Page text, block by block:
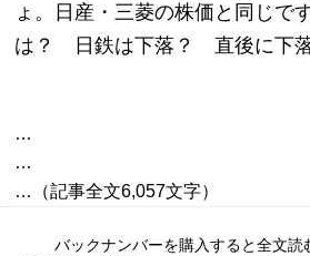
ょ。日産・三菱の株価と同じで
は？　日鉄は下落？　直後に下
…
…
バックナンバーを購入すると全文読